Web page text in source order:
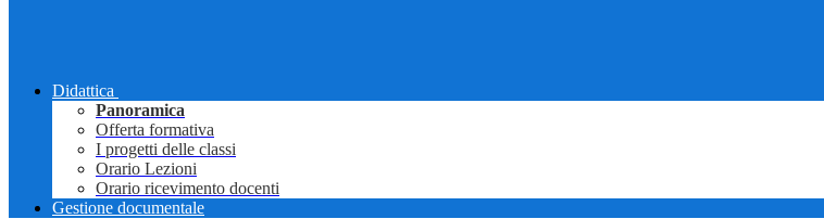
Didattica
Panoramica
Offerta formativa
I progetti delle classi
Orario Lezioni
Orario ricevimento docenti
Gestione documentale